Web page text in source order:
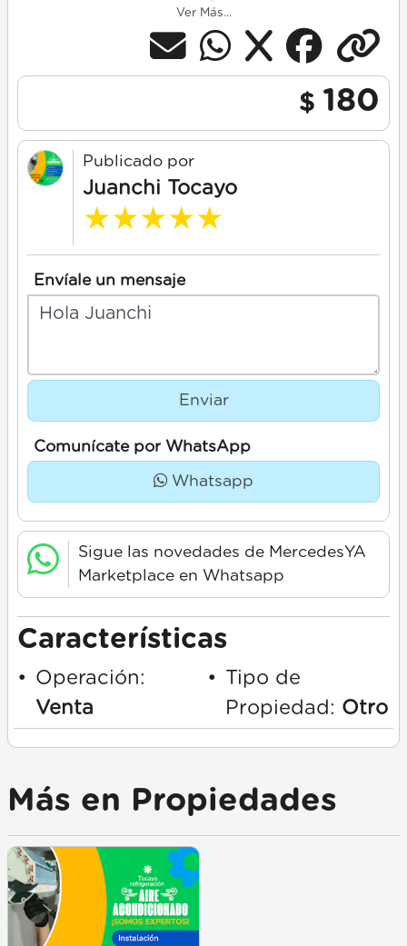
equipos split . También
mantenimiento en general y
reparaciones de electricidad
Ver Más...
$ 180
Publicado por
Juanchi Tocayo
★★★★★
Envíale un mensaje
Enviar
Comunícate por WhatsApp
Whatsapp
Sigue las novedades de MercedesYA
Marketplace en Whatsapp
Características
• Operación:
Venta
• Tipo de
Propiedad: Otro
Más en Propiedades